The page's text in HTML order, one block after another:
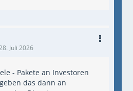
Juli 2026
- Pakete an Investoren
das dann an